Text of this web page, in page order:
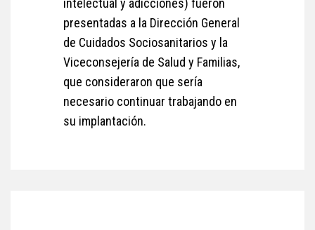
intelectual y adicciones) fueron
presentadas a la Dirección General
de Cuidados Sociosanitarios y la
Viceconsejería de Salud y Familias,
que consideraron que sería
necesario continuar trabajando en
su implantación.